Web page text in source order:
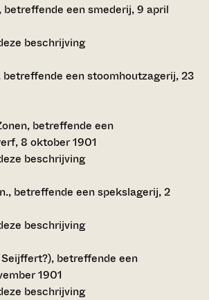
betreffende een smederij, 9 april
beschrijving
betreffende een stoomhoutzagerij, 23
betreffende een
8 oktober 1901
beschrijving
betreffende een spekslagerij, 2
beschrijving
betreffende een
1901
beschrijving